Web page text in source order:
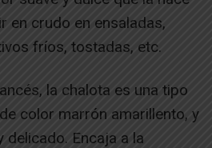
en crudo en ensaladas,
fríos, tostadas, etc.
la chalota es una tipo
color marrón amarillento, y
delicado. Encaja a la